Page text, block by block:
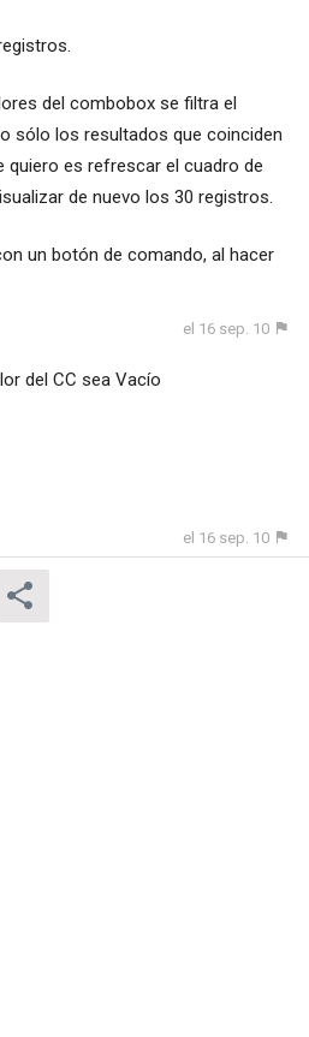
del combobox se filtra el
sólo los resultados que coinciden
quiero es refrescar el cuadro de
de nuevo los 30 registros.
un botón de comando, al hacer
el 16 sep. 10
del CC sea Vacío
el 16 sep. 10